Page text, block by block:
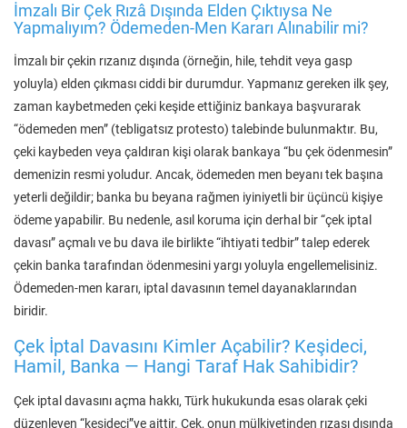
İmzalı Bir Çek Rızâ Dışında Elden Çıktıysa Ne
Yapmalıyım? Ödemeden-Men Kararı Alınabilir mi?
İmzalı bir çekin rızanız dışında (örneğin, hile, tehdit veya gasp
yoluyla) elden çıkması ciddi bir durumdur. Yapmanız gereken ilk şey,
zaman kaybetmeden çeki keşide ettiğiniz bankaya başvurarak
“ödemeden men” (tebligatsız protesto) talebinde bulunmaktır. Bu,
çeki kaybeden veya çaldıran kişi olarak bankaya “bu çek ödenmesin”
demenizin resmi yoludur. Ancak, ödemeden men beyanı tek başına
yeterli değildir; banka bu beyana rağmen iyiniyetli bir üçüncü kişiye
ödeme yapabilir. Bu nedenle, asıl koruma için derhal bir “çek iptal
davası” açmalı ve bu dava ile birlikte “ihtiyati tedbir” talep ederek
çekin banka tarafından ödenmesini yargı yoluyla engellemelisiniz.
Ödemeden-men kararı, iptal davasının temel dayanaklarından
biridir.
Çek İptal Davasını Kimler Açabilir? Keşideci,
Hamil, Banka — Hangi Taraf Hak Sahibidir?
Çek iptal davasını açma hakkı, Türk hukukunda esas olarak çeki
düzenleyen “keşideci”ye aittir. Çek, onun mülkiyetinden rızası dışında